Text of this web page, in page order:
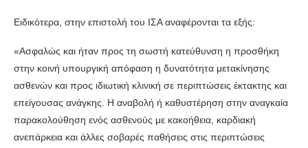
Ειδικότερα, στην επιστολή του ΙΣΑ αναφέρονται τα εξής:
«Ασφαλώς και ήταν προς τη σωστή κατεύθυνση η προσθήκη
στην κοινή υπουργική απόφαση η δυνατότητα μετακίνησης
ασθενών και προς ιδιωτική κλινική σε περιπτώσεις έκτακτης και
επείγουσας ανάγκης. Η αναβολή ή καθυστέρηση στην αναγκαία
παρακολούθηση ενός ασθενούς με κακοήθεια, καρδιακή
ανεπάρκεια και άλλες σοβαρές παθήσεις στις περιπτώσεις